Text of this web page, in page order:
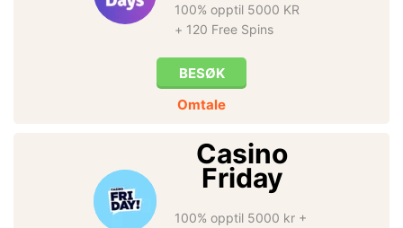
100% opptil 5000 KR
+ 120 Free Spins
BESØK
Omtale
Casino
Friday
100% opptil 5000 kr +